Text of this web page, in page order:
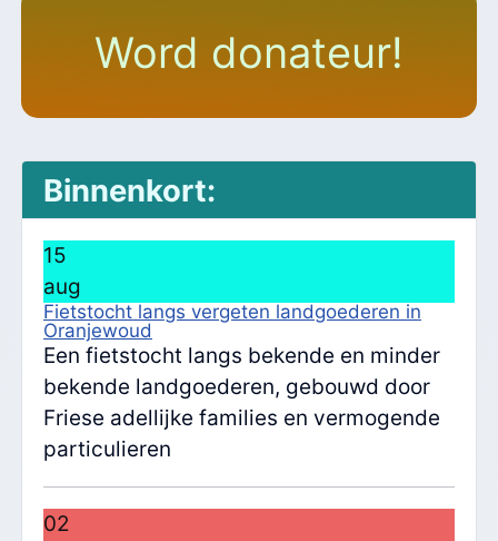
Word donateur!
Binnenkort:
15
aug
Fietstocht langs vergeten landgoederen in
Oranjewoud
Een fietstocht langs bekende en minder
bekende landgoederen, gebouwd door
Friese adellijke families en vermogende
particulieren
02